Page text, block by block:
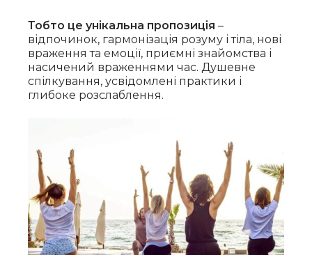
Тобто це унікальна пропозиція –
відпочинок, гармонізація розуму і тіла, нові
враження та емоції, приємні знайомства і
насичений враженнями час. Душевне
спілкування, усвідомлені практики і
глибоке розслаблення.